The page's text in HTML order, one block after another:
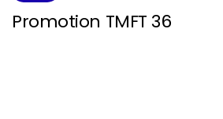
Promotion TMFT 36